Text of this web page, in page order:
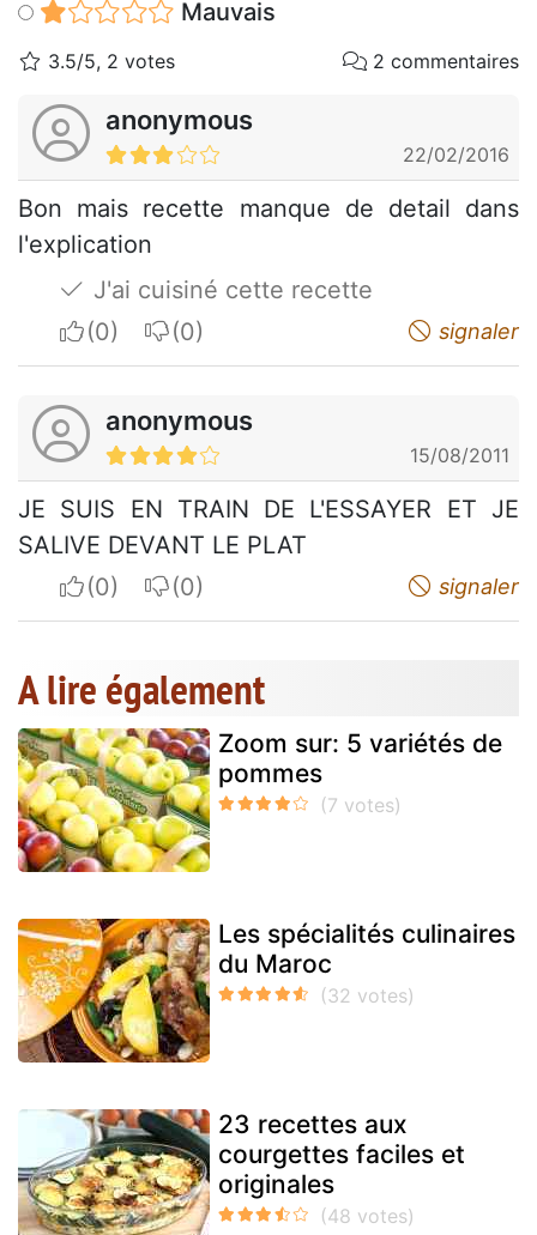
Mauvais
3.5/5, 2 votes 2 commentaires
anonymous
22/02/2016
Bon mais recette manque de detail dans
l'explication
J'ai cuisiné cette recette
I apreciateI do not appreciate signaler
anonymous
15/08/2011
JE SUIS EN TRAIN DE L'ESSAYER ET JE
SALIVE DEVANT LE PLAT
I apreciateI do not appreciate signaler
A lire également
Zoom sur: 5 variétés de
pommes
Les spécialités culinaires
du Maroc
23 recettes aux
courgettes faciles et
originales